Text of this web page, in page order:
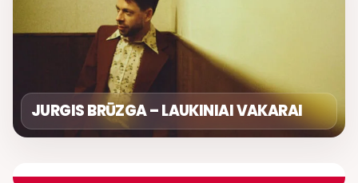
JURGIS BRŪZGA – LAUKINIAI VAKARAI